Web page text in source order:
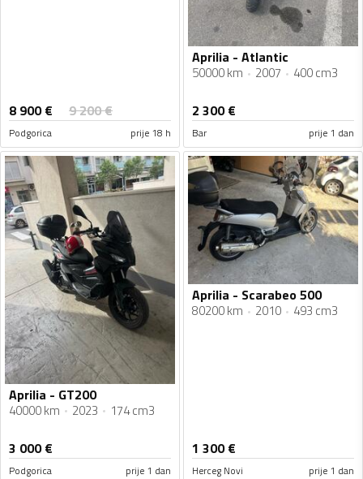
8 900€ 9 200€
Podgorica prije 18 h
Aprilia - Atlantic
50000 km 2007 400 cm3
2 300€
Bar prije 1 dan
Aprilia - GT200
40000 km 2023 174 cm3
3 000€
Podgorica prije 1 dan
Aprilia - Scarabeo 500
80200 km 2010 493 cm3
1 300€
Herceg Novi prije 1 dan